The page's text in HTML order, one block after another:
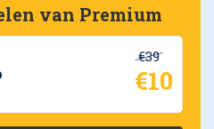
van Premium
€39
€10